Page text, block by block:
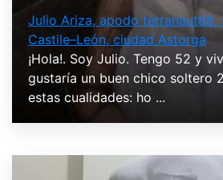
Julio Ariza, apodo terranaut88,
Castile–León, ciudad Astorga
¡Hola!. Soy Julio. Tengo 52 y
gustaría un buen chico soltero
estas cualidades: ho ...